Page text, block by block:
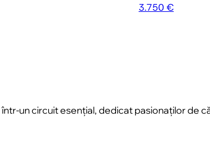
3.750 €
un circuit esențial, dedicat pasionaților de